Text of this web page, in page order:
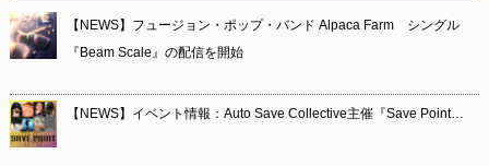
【NEWS】フュージョン・ポップ・バンド Alpaca Farm シングル
『Beam Scale』の配信を開始
【NEWS】イベント情報：Auto Save Collective主催『Save Point…